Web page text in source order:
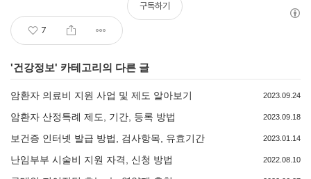
7
구독하기
'건강정보' 카테고리의 다른 글
암환자 의료비 지원 사업 및 제도 알아보기 2023.09.24
암환자 산정특례 제도, 기간, 등록 방법 2023.09.18
보건증 인터넷 발급 방법, 검사항목, 유효기간 2023.01.14
난임부부 시술비 지원 자격, 신청 방법 2022.08.10